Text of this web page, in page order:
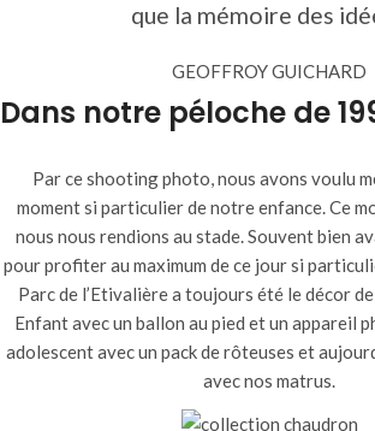
que la mémoire des
GEOFFROY GUICHARD
Dans notre péloche de
Par ce shooting photo, nous avons voulu
moment si particulier de notre enfance. Ce
nous nous rendions au stade. Souvent bien
pour profiter au maximum de ce jour si
Parc de l’Etivalière a toujours été le décor
Enfant avec un ballon au pied et un appareil
adolescent avec un pack de rôteuses et
avec nos matrus.